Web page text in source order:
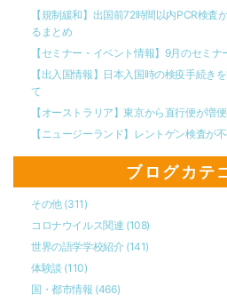
【規制緩和】出国前72時間以内PCR検査
るまとめ
【セミナー・イベント情報】9月のセミ
【出入国情報】日本入国時の検疫手続き
て
【オーストラリア】東京から直行便が増
【ニュージーランド】レントゲン検査が
ブログカテ
その他 (311)
コロナウイルス関連 (108)
世界の語学学校紹介 (141)
体験談 (110)
国・都市情報 (466)